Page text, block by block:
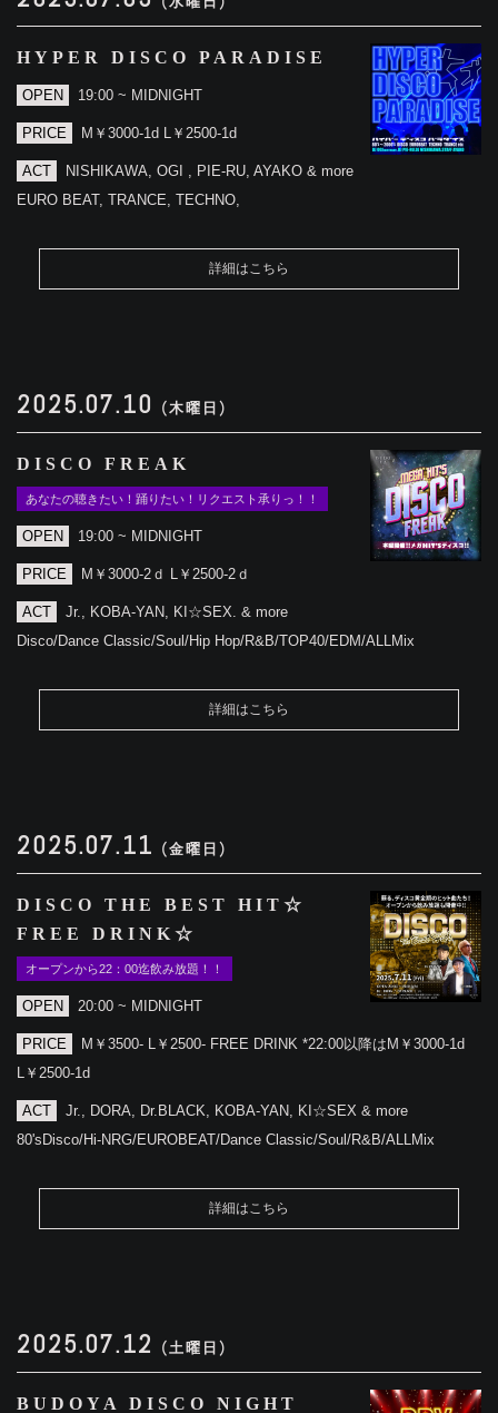
HYPER DISCO PARADISE
OPEN 19:00 ~ MIDNIGHT
PRICE M￥3000-1d L￥2500-1d
ACT
NISHIKAWA, OGI , PIE-RU, AYAKO & more
EURO BEAT, TRANCE, TECHNO,
詳細はこちら
2025.07.10 (木曜日)
DISCO FREAK
あなたの聴きたい！踊りたい！リクエスト承りっ！！
OPEN 19:00 ~ MIDNIGHT
PRICE M￥3000-2ｄ L￥2500-2ｄ
ACT
Jr., KOBA-YAN, KI☆SEX. & more
Disco/Dance Classic/Soul/Hip Hop/R&B/TOP40/EDM/ALLMix
詳細はこちら
2025.07.11 (金曜日)
DISCO THE BEST HIT☆
FREE DRINK☆
オープンから22：00迄飲み放題！！
OPEN 20:00 ~ MIDNIGHT
PRICE
M￥3500- L￥2500- FREE DRINK *22:00以降はM￥3000-1d
L￥2500-1d
ACT
Jr., DORA, Dr.BLACK, KOBA-YAN, KI☆SEX & more
80'sDisco/Hi-NRG/EUROBEAT/Dance Classic/Soul/R&B/ALLMix
詳細はこちら
2025.07.12 (土曜日)
BUDOYA DISCO NIGHT